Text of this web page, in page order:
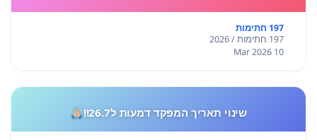
197 חתימות
197 חתימות / 2026
10 Mar 2026
שינוי תאריך המפקד דמעות ל26.7!!🙏🏼